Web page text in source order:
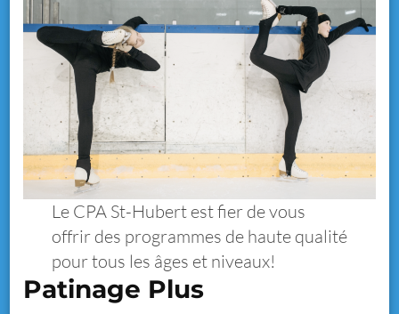
Le CPA St-Hubert est fier de vous
offrir des programmes de haute qualité
pour tous les âges et niveaux!
Patinage Plus